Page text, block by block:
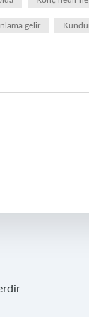
gelir